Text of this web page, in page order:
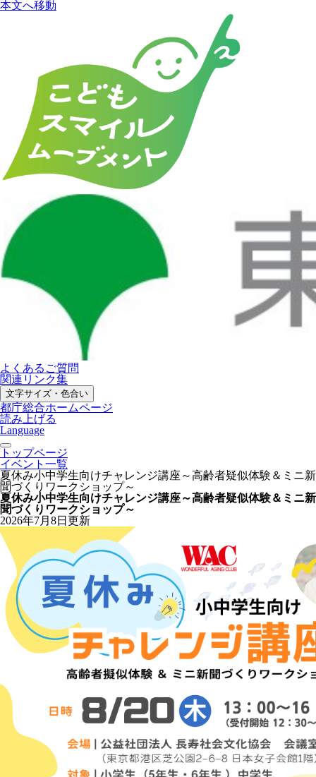
本文へ移動
よくあるご質問
関連リンク集
文字サイズ・色合い
都庁総合ホームページ
読み上げる
Language
トップページ
イベント一覧
夏休み小中学生向けチャレンジ講座～高齢者疑似体験＆ミニ新
聞づくりワークショップ～
夏休み小中学生向けチャレンジ講座～高齢者疑似体験＆ミニ新
聞づくりワークショップ～
2026年7月8日更新